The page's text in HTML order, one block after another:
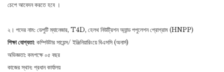
চেপে আবেদন করতে হবে ।
২। পদের নাম: ডেপুটি ম্যানেজার, T4D, হেলথ নিউট্রিশন অ্যান্ড পপুলেশন প্রোগ্রাম (HNPP)
শিক্ষা যোগ্যতা: কম্পিউটার সায়েন্স/ ইঞ্জিনিয়ারিংয়ে বিএসসি (অনার্স)
অভিজ্ঞতা: কমপক্ষে ০৫ বছর
কাজের স্থান: প্রধান কার্যালয়